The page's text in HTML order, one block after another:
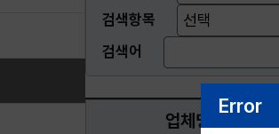
검색항목
검색어
업체명
Error